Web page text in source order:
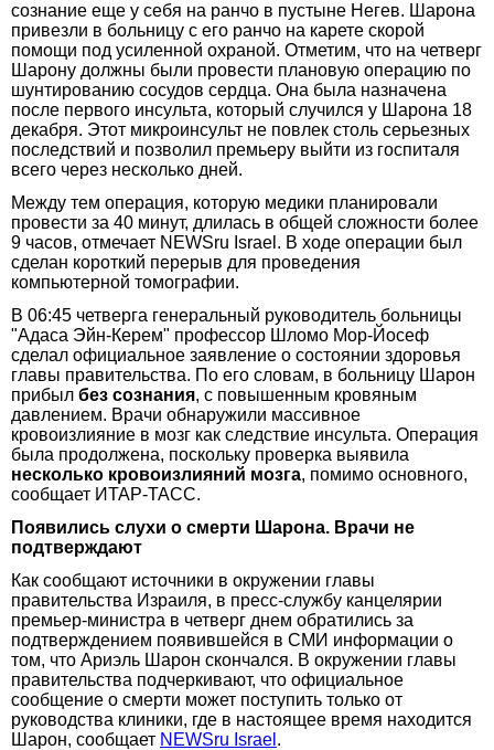
сознание еще у себя на ранчо в пустыне Негев. Шарона
привезли в больницу с его ранчо на карете скорой
помощи под усиленной охраной. Отметим, что на четверг
Шарону должны были провести плановую операцию по
шунтированию сосудов сердца. Она была назначена
после первого инсульта, который случился у Шарона 18
декабря. Этот микроинсульт не повлек столь серьезных
последствий и позволил премьеру выйти из госпиталя
всего через несколько дней.
Между тем операция, которую медики планировали
провести за 40 минут, длилась в общей сложности более
9 часов, отмечает NEWSru Israel. В ходе операции был
сделан короткий перерыв для проведения
компьютерной томографии.
В 06:45 четверга генеральный руководитель больницы
"Адаса Эйн-Керем" профессор Шломо Мор-Йосеф
сделал официальное заявление о состоянии здоровья
главы правительства. По его словам, в больницу Шарон
прибыл без сознания, с повышенным кровяным
давлением. Врачи обнаружили массивное
кровоизлияние в мозг как следствие инсульта. Операция
была продолжена, поскольку проверка выявила
несколько кровоизлияний мозга, помимо основного,
сообщает ИТАР-ТАСС.
Появились слухи о смерти Шарона. Врачи не
подтверждают
Как сообщают источники в окружении главы
правительства Израиля, в пресс-службу канцелярии
премьер-министра в четверг днем обратились за
подтверждением появившейся в СМИ информации о
том, что Ариэль Шарон скончался. В окружении главы
правительства подчеркивают, что официальное
сообщение о смерти может поступить только от
руководства клиники, где в настоящее время находится
Шарон, сообщает NEWSru Israel .